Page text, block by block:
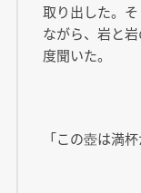
取り出した。
ながら、岩と
度聞いた。
「この壺は満杯